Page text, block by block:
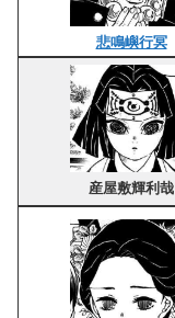
悲鳴嶼行冥
産屋敷輝利哉